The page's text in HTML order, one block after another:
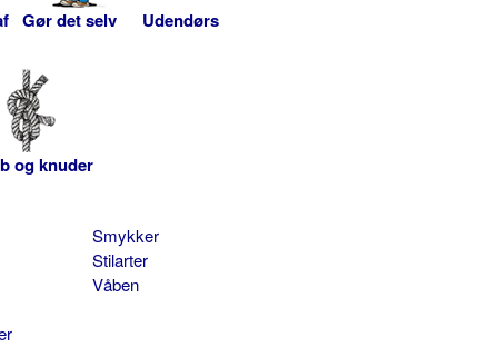
Gør det selv Udendørs
og knuder
Smykker
Stilarter
Våben